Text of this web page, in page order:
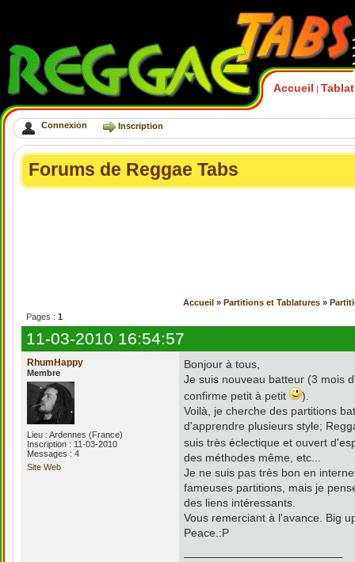
Accueil |
Connexion Inscription
Forums de Reggae Tabs
Accueil » Partitions et Tablatures »
Pages : 1
11-03-2010 16:54:57
RhumHappy
Membre
Lieu : Ardennes (France)
Inscription : 11-03-2010
Messages : 4
Site Web
Bonjour à tous,
Je suis nouveau batteur (3 mois
confirme petit à petit
).
Voilà, je cherche des partitions
d'apprendre plusieurs style;
suis très éclectique et ouvert
des méthodes même, etc...
Je ne suis pas très bon en
fameuses partitions, mais je
des liens intéressants.
Vous remerciant à l'avance. Big
Peace.:P